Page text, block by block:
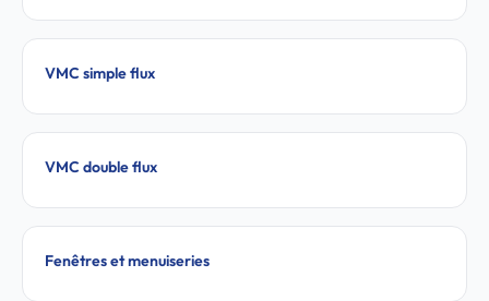
VMC simple flux
VMC double flux
Fenêtres et menuiseries